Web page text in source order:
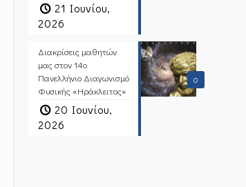
21 Ιουνίου,
2026
0
Διακρίσεις μαθητών
μας στον 14ο
Πανελλήνιο Διαγωνισμό
Φυσικής «Ηράκλειτος»
20 Ιουνίου,
2026